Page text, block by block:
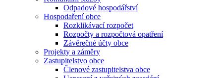
Odpadové hospodářství
Hospodaření obce
Rozklikávací rozpočet
Rozpočty a rozpočtová opatření
Závěrečné účty obce
Projekty a záměry
Zastupitelstvo obce
Členové zastupitelstva obce